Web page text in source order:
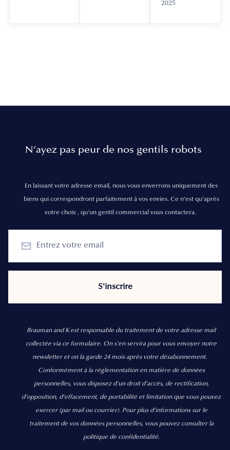
2025
N’ayez pas peur de nos gentils robots
En laissant votre adresse email, nous vous enverrons uniquement des
biens qui correspondront parfaitement à vos envies. Ce n'est qu'après
votre choix , qu'un gentil commercial vous contactera.
Brauman and K est responsable du traitement de votre adresse mail
collectée via ce formulaire. On s’en servira pour vous envoyer notre
newsletter et on la garde 24 mois après votre désabonnement.
Conformément à la réglementation en matière de données
personnelles, vous disposez d'un droit d'accès, de rectification,
d’opposition, d’effacement, de portabilité et limitation que vous pouvez
exercer (par mail ou courrier). Pour plus d’informations sur le
traitement de vos données personnelles, vous pouvez consulter la
politique de confidentialité.